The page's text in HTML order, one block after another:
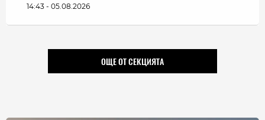
14:43 - 05.08.2026
ОЩЕ ОТ СЕКЦИЯТА